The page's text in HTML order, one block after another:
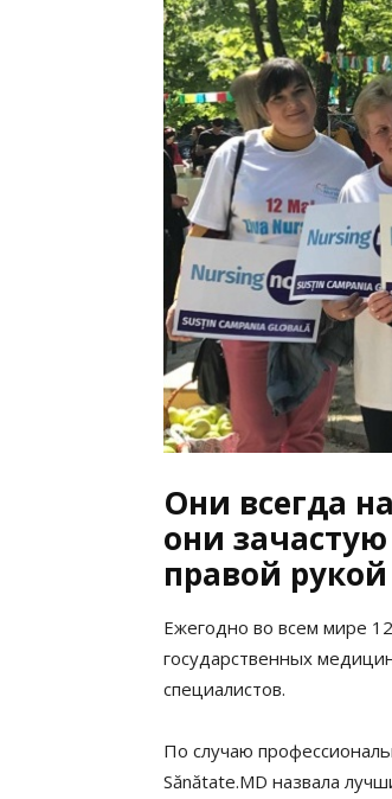
Они всегда
они
правой
Ежегодно во всем мире
государственных
специалистов.
По случаю
Sănătate.MD назвала